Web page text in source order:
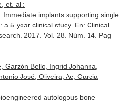
et. al.:
Immediate implants supporting single
a 5-year clinical study. En: Clinical
. 2017. Vol. 28. Núm. 14. Pag.
Garzón Bello, Ingrid Johanna,
José, Oliveira, Ac, Garcia
autologous bone